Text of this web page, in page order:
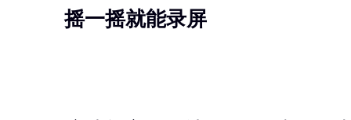
摇一摇就能录屏